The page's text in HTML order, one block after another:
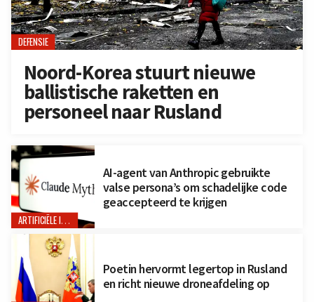
DEFENSIE
Noord-Korea stuurt nieuwe
ballistische raketten en
personeel naar Rusland
ARTIFICIËLE INTELLIGENTIE
AI-agent van Anthropic gebruikte
valse persona’s om schadelijke code
geaccepteerd te krijgen
Poetin hervormt legertop in Rusland
en richt nieuwe droneafdeling op